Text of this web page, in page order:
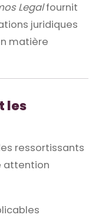
Legalfournit
juridiques
matière
les
ressortissants
attention